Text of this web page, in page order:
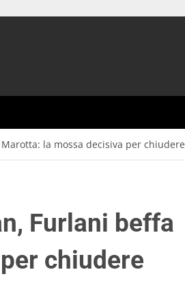
la mossa decisiva per chiudere
Furlani beffa
chiudere